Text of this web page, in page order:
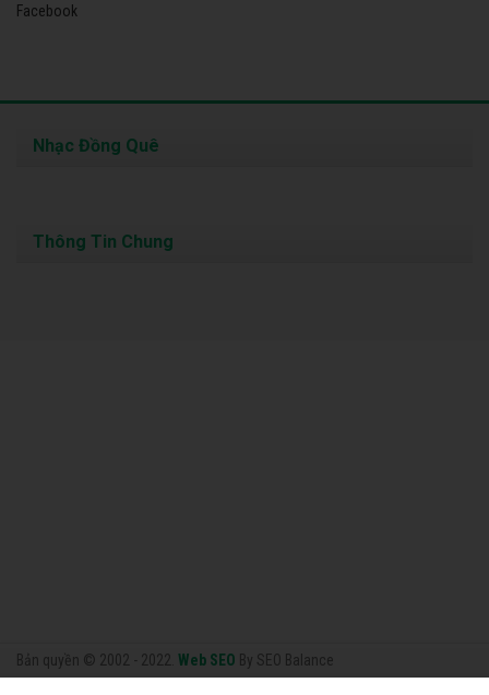
Facebook
Bản quyền © 2002 - 2022. Web SEO By SEO Balance
Nhạc Đồng Quê
Thông Tin Chung